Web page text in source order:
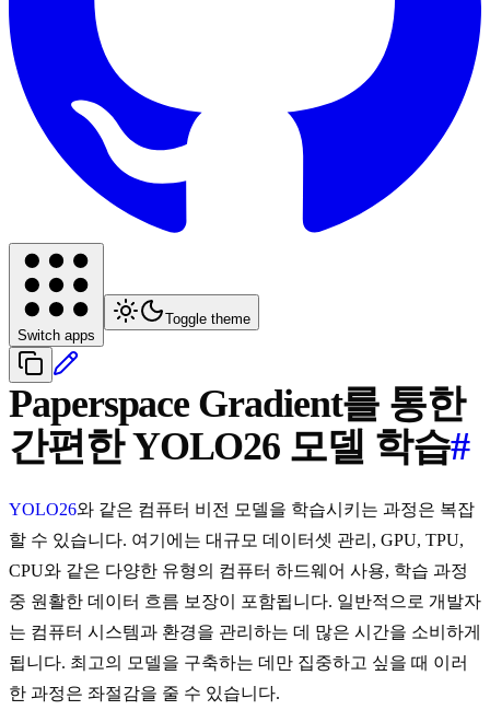
Switch apps
Toggle theme
Paperspace Gradient를 통한
간편한 YOLO26 모델 학습#
YOLO26와 같은 컴퓨터 비전 모델을 학습시키는 과정은 복잡
할 수 있습니다. 여기에는 대규모 데이터셋 관리, GPU, TPU,
CPU와 같은 다양한 유형의 컴퓨터 하드웨어 사용, 학습 과정
중 원활한 데이터 흐름 보장이 포함됩니다. 일반적으로 개발자
는 컴퓨터 시스템과 환경을 관리하는 데 많은 시간을 소비하게
됩니다. 최고의 모델을 구축하는 데만 집중하고 싶을 때 이러
한 과정은 좌절감을 줄 수 있습니다.